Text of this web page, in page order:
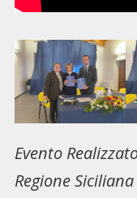
Evento
Regione Siciliana